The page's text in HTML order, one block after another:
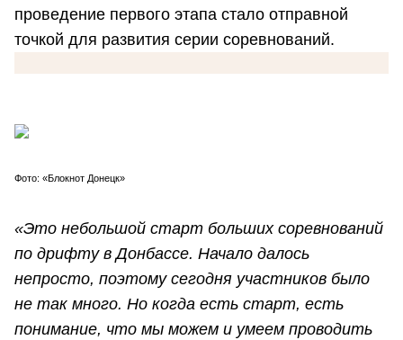
проведение первого этапа стало отправной
точкой для развития серии соревнований.
Фото: «Блокнот Донецк»
«Это небольшой старт больших соревнований
по дрифту в Донбассе. Начало далось
непросто, поэтому сегодня участников было
не так много. Но когда есть старт, есть
понимание, что мы можем и умеем проводить